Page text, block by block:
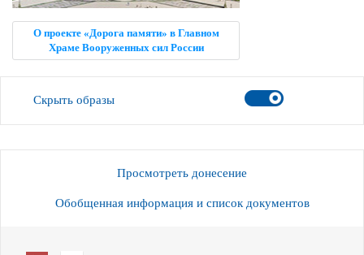
О проекте «Дорога памяти» в Главном
Храме Вооруженных сил России
Скрыть образы
Просмотреть донесение
Обобщенная информация и список документов